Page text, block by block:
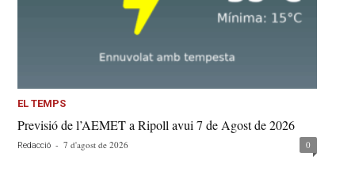
EL TEMPS
Previsió de l’AEMET a Ripoll avui 7 de Agost de 2026
Redacció - 7 d'agost de 2026 0